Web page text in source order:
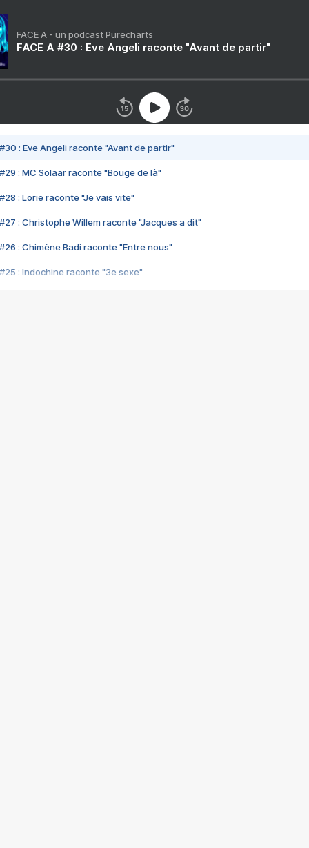
FACE A - un podcast Purecharts
FACE A #30 : Eve Angeli raconte "Avant de partir"
#30 : Eve Angeli raconte "Avant de partir"
#29 : MC Solaar raconte "Bouge de là"
#28 : Lorie raconte "Je vais vite"
#27 : Christophe Willem raconte "Jacques a dit"
#26 : Chimène Badi raconte "Entre nous"
#25 : Indochine raconte "3e sexe"